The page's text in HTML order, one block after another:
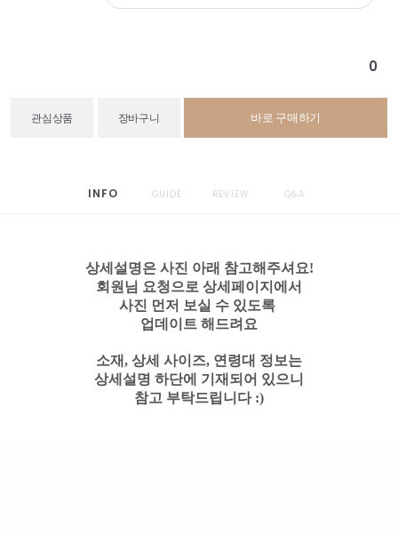
0
관심상품 장바구니 바로 구매하기
INFO GUIDE REVIEW Q&A
상세설명은 사진 아래 참고해주셔요!
회원님 요청으로 상세페이지에서
사진 먼저 보실 수 있도록
업데이트 해드려요
소재, 상세 사이즈, 연령대 정보는
상세설명 하단에 기재되어 있으니
참고 부탁드립니다 :)